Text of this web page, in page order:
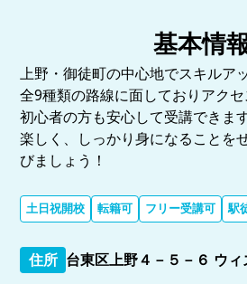
基本情
上野・御徒町の中心地でスキルア
全9種類の路線に面しておりアク
初心者の方も安心して受講できます
楽しく、しっかり身になることを
びましょう！
土日祝開校 転籍可 フリー受講可 駅
住所 台東区上野４－５－６ ウィ